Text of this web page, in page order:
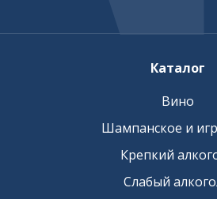
Каталог
Вино
Шампанское и
Крепкий
Слабый